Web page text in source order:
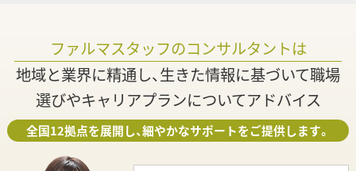
ファルマスタッフのコンサルタントは
地域と業界に精通し、生きた情報に基づいて職場
選びやキャリアプランについてアドバイス
全国12拠点を展開し、細やかなサポートをご提供します。